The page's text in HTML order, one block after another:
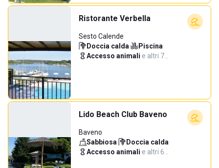
Ristorante Verbella
Sesto Calende
Doccia calda· Piscina·
Accesso animali·e altri 7…
Lido Beach Club Baveno
Baveno
Sabbiosa· Doccia calda·
Accesso animali·e altri 6…